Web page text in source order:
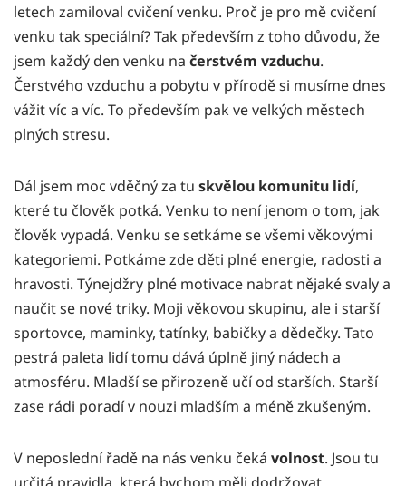
letech zamiloval cvičení venku. Proč je pro mě cvičení
venku tak speciální? Tak především z toho důvodu, že
jsem každý den venku na čerstvém vzduchu.
Čerstvého vzduchu a pobytu v přírodě si musíme dnes
vážit víc a víc. To především pak ve velkých městech
plných stresu.
Dál jsem moc vděčný za tu skvělou komunitu lidí,
které tu člověk potká. Venku to není jenom o tom, jak
člověk vypadá. Venku se setkáme se všemi věkovými
kategoriemi. Potkáme zde děti plné energie, radosti a
hravosti. Týnejdžry plné motivace nabrat nějaké svaly a
naučit se nové triky. Moji věkovou skupinu, ale i starší
sportovce, maminky, tatínky, babičky a dědečky. Tato
pestrá paleta lidí tomu dává úplně jiný nádech a
atmosféru. Mladší se přirozeně učí od starších. Starší
zase rádi poradí v nouzi mladším a méně zkušeným.
V neposlední řadě na nás venku čeká volnost. Jsou tu